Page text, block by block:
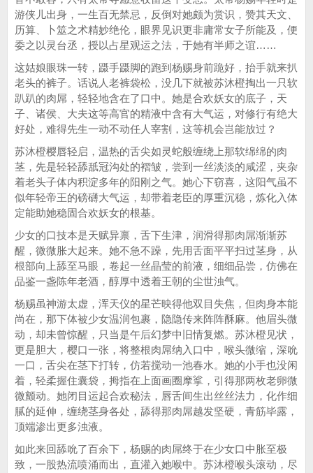
游侠儿出身，一生百无禁忌，反倒对她颇为赏识，赞其天文、
历算、卜筮之术精妙绝伦，眼界见识更非庸常女子所能及，便
委之以灵台丞，授以占星观运之法，于她有半师之谊……
这姑娘眼珠一转，蹑手蹑脚的跑到杨赐身前跪好，抬手就来扒
老头的裤子。话说人老裤袋松，没几下就被苏沐橙掏出一只软
趴趴的肉屌，轻轻地含在了口中。她是合欢妖女的底子，天
子、诸侯、大夫这等高官的精液中含有大气运，对修行有绝大
好处，难得先生一动不动任人宰割，这等机会岂能放过？
苏沐橙樱唇轻启，温热的舌尖如灵蛇般缠绕上那软绵绵的肉
茎，先是轻轻舔舐冠沟处的褶皱，尝到一丝淡淡的咸涩，夹杂
着老头子体内积淀多年的阳刚之气。她心下窃喜，这阳气虽不
似年轻帝王的磅礴大气运，却带着老臣的厚重沉稳，炼化入体
定能助她稳固合欢妖女的根基。
少女的口技本是天赋异禀，舌下生津，润滑得那肉屌渐渐苏
醒，微微胀大起来。她不急不躁，先用舌面平平扫过茎身，从
根部向上舔至马眼，卷起一丝晶莹的前液，细细品尝，仿佛在
品鉴一盏陈年老酒，醇厚中透着王朝的尘世浊气。
杨赐虽神游太虚，浑天仪的星芒映得他双目失焦，但肉身本能
尚在，那下体被少女温润包裹，隐隐传来阵阵酥麻。他眉头微
动，却未曾惊醒，只当是午后幻梦中旧情复燃。苏沐橙见状，
更是胆大，樱口一张，将整根肉屌纳入口中，喉头微缩，深吮
一口，舌尖在茎下打转，仿若搅动一池春水。她的小手也没闲
着，轻柔握住囊袋，拇指在上面画圈摩挲，引得那两枚老卵微
微颤动。她闭目运起合欢秘法，唇舌间生出丝丝法力，化作细
腻的延伸，缠绕茎身各处，舔得那肉屌越发坚硬，青筋毕露，
顶端渗出更多浊液。
如此来回舔吮了百余下，杨赐的肉屌终于在少女口中胀至极
致，一股热流喷涌而出，直灌入她喉中。苏沐橙喉头滚动，尽